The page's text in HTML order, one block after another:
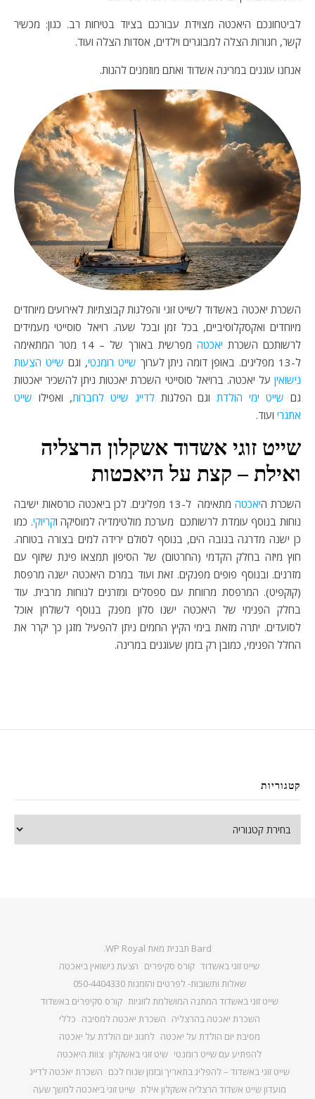
לביטחונכם היאכטה מצוידת עבורכם בציוד בטיחות רב. כגון: מכשיר
קשר, חגורות הצלה למבוגרים וילדים, אסדות הצלה ועוד.
אנחנו עוגנים במרינה אשדוד ואתם מוזמנים להנות.
השכרת יאכטה באשדוד לשייט זוגי והפלגות קבוצתיות לאירועים מיוחדים
מיוחדים ואקסקלוסיביים, בכל זמן ובכל שעה. רויאל סוסייטי מעמידים
לרשותכם השכרת יאכטה
מפרשית באורך של – 14 מטר המתאימה
ל-13 מפליגים. באופן דומה ניתן לערוך
שייט רומנטי, וגם שייט הצעות
נישואין על יאכטה. ברויאל סוסייטי השכרת יאכטות ניתן להשכיר יאכטות
גם שייט ימי הולדתוגם הפלגותלדייג שייט לחברות, ואפילו שייט
אתגרי ועוד.
שייט זוגי אשדוד אשקלון הרצליה
ואילת – קצת על היאכטות
השכרת היאכטה
מתאימה ל-13 מפליגים. לכן ביאכטה כורסאות ישיבה
נוחות בנוסף עומדת לרשותכם מערכת מולטימדיה למוסיקה וקריוקי. כמו
כן ישנה מדרגה בגובה הים, בנוסף לסולם ירידה למים בצורה בטוחה.
חוץ מיזה בחלק הקדמי (החרטום) של הסיפון תמצאו פינת שיזוף עם
מזרנים. ובנוסף פופים מפנקים. זאת ועוד במרכז היאכטה ישנה מרפסת
(קוקפיט). המרפסת מרווחת עם ספסלים ומזרנים לנוחות מרבית. עוד
בחלק הפנימי של היאכטה ישנו סלון מפנק בנוסף לשולחן אוכל
לסועדים. יתרה מזאת בימי הקיץ החמים ניתן להפעיל מזגן כך יקרר את
החלל הפנימי, כמובן רק בזמן שעוגנים במרינה.
קטגוריות
Bard תבנית מאת WP Royal
.
שייט זוגי באשדוד קורס סקיפרים הצעת נישואין ביאכטה
שאלות ותשובות- לפרטים והזמנות 050-4404330
שייט זוגי באשדוד המתנה המושלמת לזוגיות קורס סקיפרים באשדוד
השכרת יאכטה בהרצליה השכרת יאכטה למסיבה כללי
מסיבת יום הולדת על יאכטה לחגוג יום הולדת על יאכטה
להפתיע עם שייט רומנטי שיט זוגי באשקלון צוות היאכטה
שייט זוגי באשדוד – להפליג בתאריך ובזמן שנוח לכם השכרת יאכטה לדייג
מועדון שייט אשדוד הרצליה אשקלון אילת שייט זוגי ביאכטה למשך שעה